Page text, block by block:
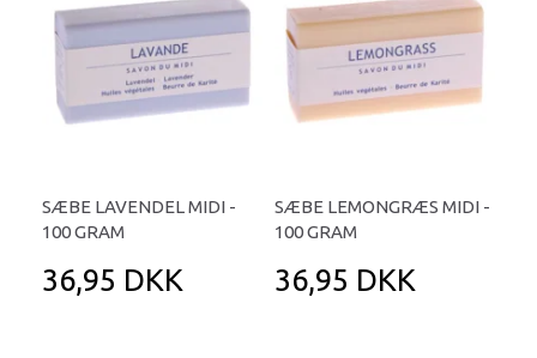
SÆBE LAVENDEL MIDI -
100 GRAM
36,95 DKK
SÆBE LEMONGRÆS MIDI -
100 GRAM
36,95 DKK